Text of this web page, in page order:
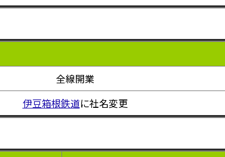
全線開業
伊豆箱根鉄道に社名変更